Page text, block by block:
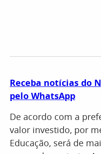
Receba notícias do
pelo WhatsApp
De acordo com a
valor investido, por
Educação, será de